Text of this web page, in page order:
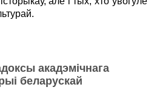
акадэмічнага
беларускай